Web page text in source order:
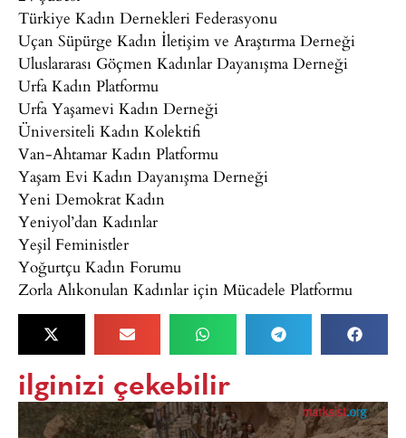
Türkiye Kadın Dernekleri Federasyonu
Uçan Süpürge Kadın İletişim ve Araştırma Derneği
Uluslararası Göçmen Kadınlar Dayanışma Derneği
Urfa Kadın Platformu
Urfa Yaşamevi Kadın Derneği
Üniversiteli Kadın Kolektifi
Van-Ahtamar Kadın Platformu
Yaşam Evi Kadın Dayanışma Derneği
Yeni Demokrat Kadın
Yeniyol’dan Kadınlar
Yeşil Feministler
Yoğurtçu Kadın Forumu
Zorla Alıkonulan Kadınlar için Mücadele Platformu
ilginizi çekebilir